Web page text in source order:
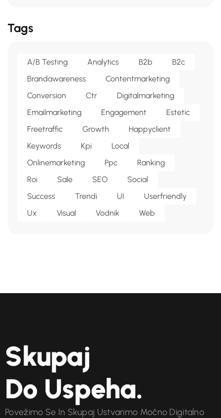
Tags
A/b Testing Analytics B2b
B2c
Brandawareness
Contentmarketing
Conversion
Ctr
Digitalmarketing
Emailmarketing
Engagement
Estetic
Freetraffic
Growth
Happyclient
Keywords
Kpi
Local
Onlinemarketing
Ppc
Ranking
Roi
Sale SEO
Social
Success
Trendi UI
Userfriendly
Ux
Visual Vodnik Web
Skupaj
Do Uspeha.
Povežimo Se In Skupaj Ustvarimo Močno Digitalno